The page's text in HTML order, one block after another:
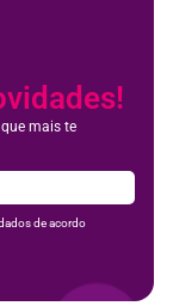
mais te
de acordo